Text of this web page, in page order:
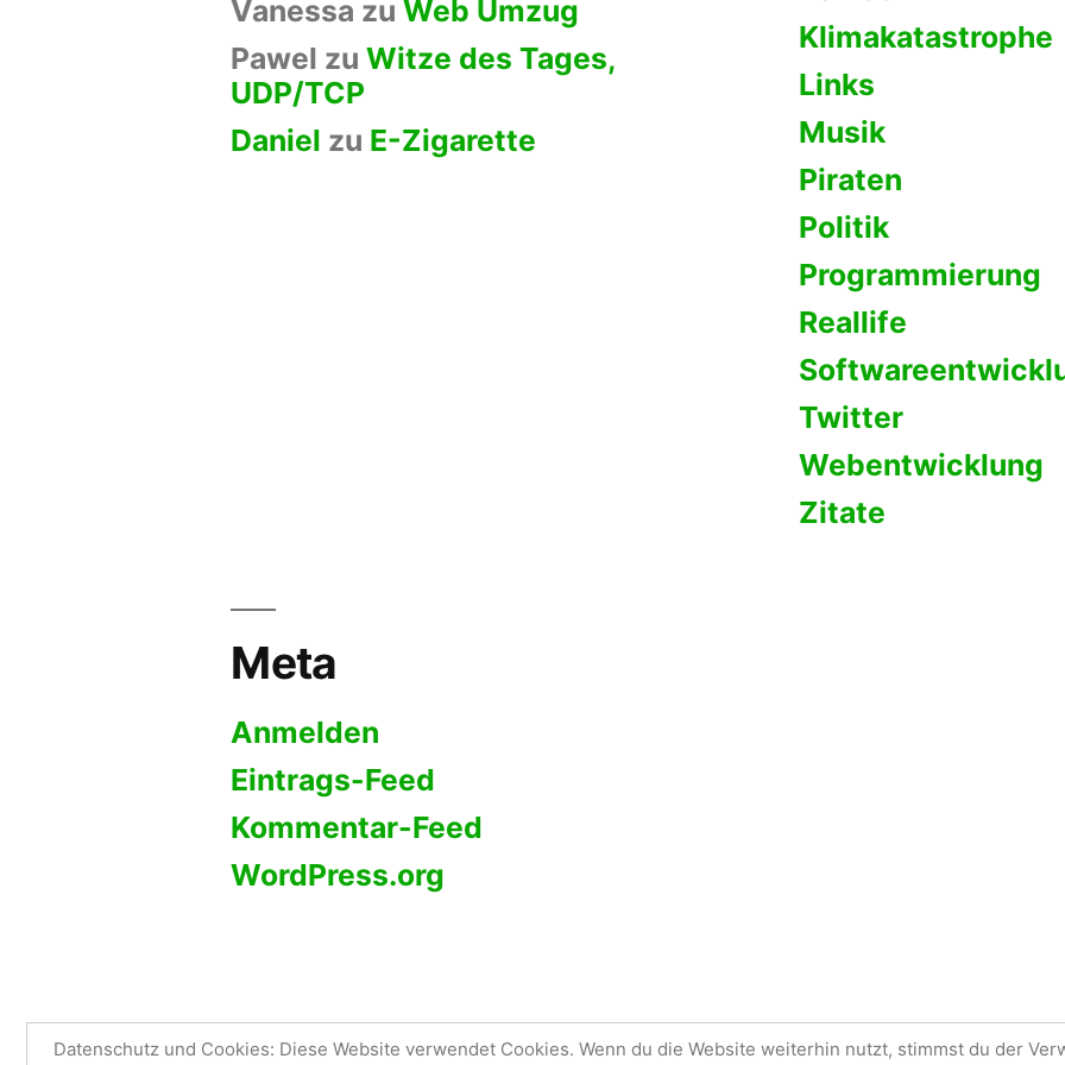
Vanessa zuWeb Umzug
Pawel zuWitze des Tages,
UDP/TCP
Daniel zu E-Zigarette
Klimakatastrophe
Links
Musik
Piraten
Politik
Programmierung
Reallife
Twitter
Webentwicklung
Zitate
Meta
Anmelden
Eintrags-Feed
Kommentar-Feed
WordPress.org
Sméagol's Blog,Stolz präsentiert von WordPress. Impressum Lieblings-Zitate Blog
Datenschutz und Cookies: Diese Website verwendet Cookies. Wenn du die Website weiterhin nutzt, stimmst du der